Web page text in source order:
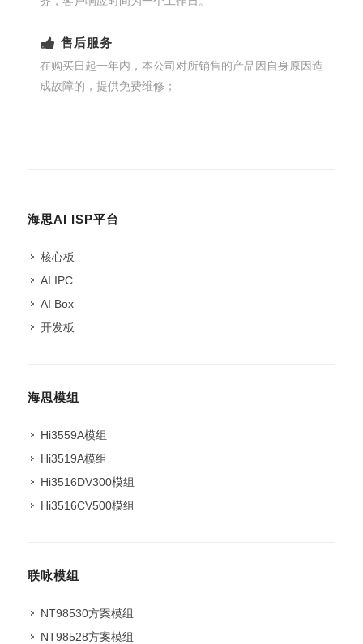
售后服务
在购买日起一年内，本公司对所销售的产品因自身原因造
成故障的，提供免费维修；
海思AI ISP平台
核心板
AI IPC
AI Box
开发板
海思模组
Hi3559A模组
Hi3519A模组
Hi3516DV300模组
Hi3516CV500模组
联咏模组
NT98530方案模组
NT98528方案模组